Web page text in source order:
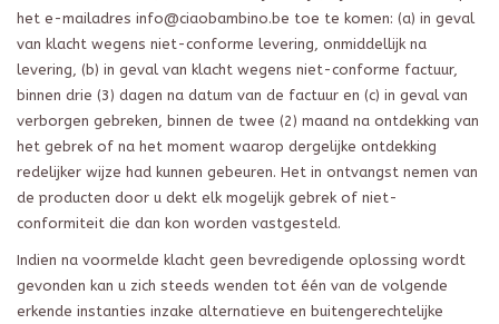
het e-mailadres info@ciaobambino.be toe te komen: (a) in geval
van klacht wegens niet-conforme levering, onmiddellijk na
levering, (b) in geval van klacht wegens niet-conforme factuur,
binnen drie (3) dagen na datum van de factuur en (c) in geval van
verborgen gebreken, binnen de twee (2) maand na ontdekking van
het gebrek of na het moment waarop dergelijke ontdekking
redelijker wijze had kunnen gebeuren. Het in ontvangst nemen van
de producten door u dekt elk mogelijk gebrek of niet-
conformiteit die dan kon worden vastgesteld.
Indien na voormelde klacht geen bevredigende oplossing wordt
gevonden kan u zich steeds wenden tot één van de volgende
erkende instanties inzake alternatieve en buitengerechtelijke